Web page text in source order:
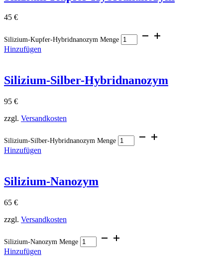
45 €
Silizium-Kupfer-Hybridnanozym Menge
Hinzufügen
Silizium-Silber-Hybridnanozym
95 €
zzgl. Versandkosten
Silizium-Silber-Hybridnanozym Menge
Hinzufügen
Silizium-Nanozym
65 €
zzgl. Versandkosten
Silizium-Nanozym Menge
Hinzufügen